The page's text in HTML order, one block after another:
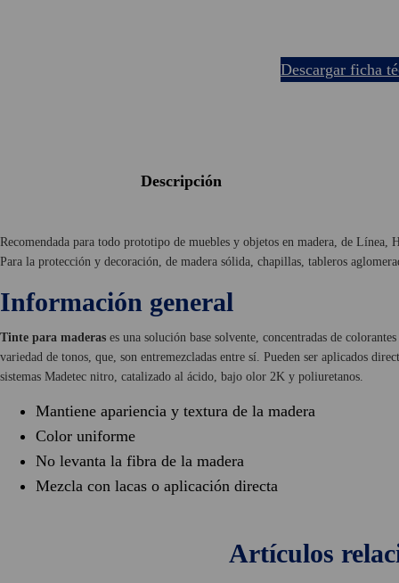
descargar ficha
descripción
Recomendada para todo prototipo de muebles y objetos en madera, de
Para la protección y decoración, de madera sólida, chapillas, tableros
Información general
Tinte para maderas es una solución base solvente, concentradas de
variedad de tonos, que, son entremezcladas entre sí. Pueden ser aplicados
sistemas Madetec nitro, catalizado al ácido, bajo olor 2K y poliuretanos.
Mantiene apariencia y textura de la madera
Color uniforme
No levanta la fibra de la madera
Mezcla con lacas o aplicación directa
artículos